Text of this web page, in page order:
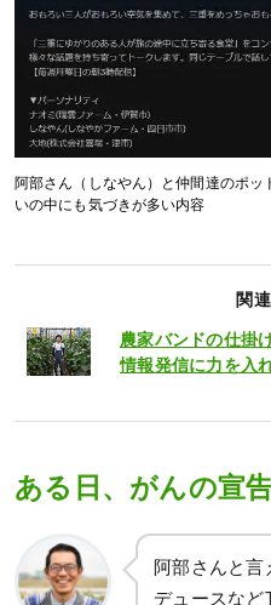
阿部さん（しなやん）と仲間達のポッ
いの中にも気づきが多い内容
関
農家バンドの仕掛
情報発信に力を入
ある日、がんの宣
阿部さんと言
デュースなど